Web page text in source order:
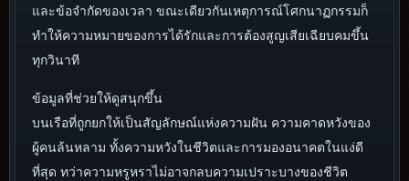
และข้อจำกัดของเวลา ขณะเดียวกันเหตุการณ์โศกนาฏกรรมก็
ทำให้ความหมายของการได้รักและการต้องสูญเสียเฉียบคมขึ้น
ทุกวินาที
ข้อมูลที่ช่วยให้ดูสนุกขึ้น
บนเรือที่ถูกยกให้เป็นสัญลักษณ์แห่งความฝัน ความคาดหวังของ
ผู้คนล้นหลาม ทั้งความหวังในชีวิตและการมองอนาคตในแง่ดี
ที่สุด ทว่าความหรูหราไม่อาจกลบความเปราะบางของชีวิต